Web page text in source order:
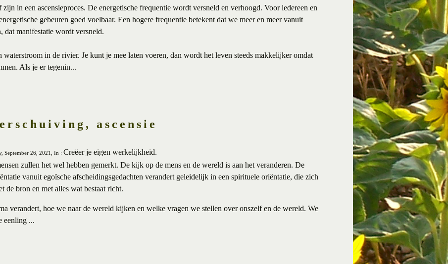
in een ascensieproces. De energetische frequentie wordt versneld en verhoogd. Voor iedereen en
gebeuren goed voelbaar. Een hogere frequentie betekent dat we meer en meer vanuit
dat manifestatie wordt versneld.
waterstroom in de rivier. Je kunt je mee laten voeren, dan wordt het leven steeds makkelijker omdat
Als je er tegenin...
ascensie
September 26, 2021, In : Creëer je eigen werkelijkheid.
zullen het wel hebben gemerkt. De kijk op de mens en de wereld is aan het veranderen. De
vanuit egoïsche afscheidingsgedachten verandert geleidelijk in een spirituele oriëntatie, die zich
de bron en met alles wat bestaat richt.
verandert, hoe we naar de wereld kijken en welke vragen we stellen over onszelf en de wereld. We
eenling ...